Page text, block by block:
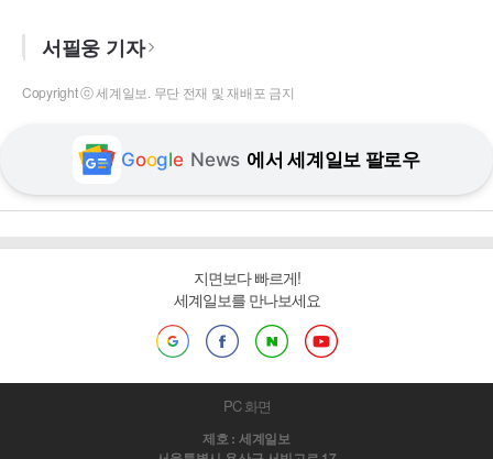
서필웅 기자
Copyright ⓒ 세계일보. 무단 전재 및 재배포 금지
Google News 에서 세계일보 팔로우
지면보다 빠르게!
세계일보를 만나보세요
PC 화면
제호 : 세계일보